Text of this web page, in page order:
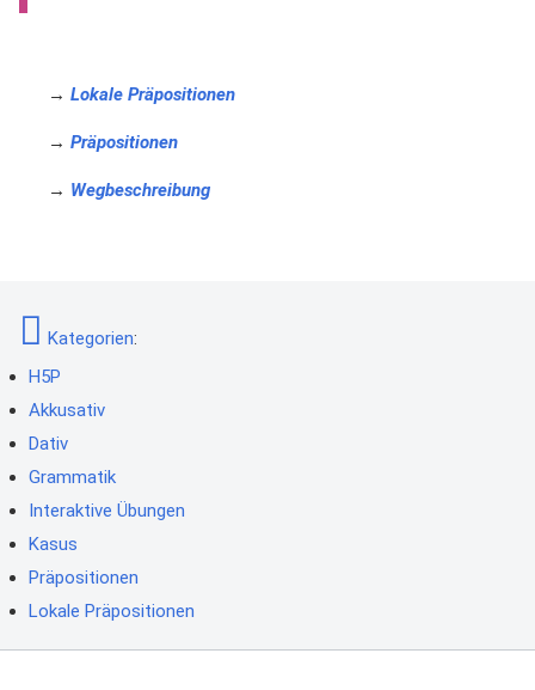
→ Lokale Präpositionen
→ Präpositionen
→ Wegbeschreibung
Kategorien:
H5P
Akkusativ
Dativ
Grammatik
Interaktive Übungen
Kasus
Präpositionen
Lokale Präpositionen